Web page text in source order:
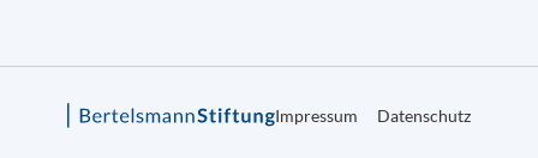
Impressum Datenschutz